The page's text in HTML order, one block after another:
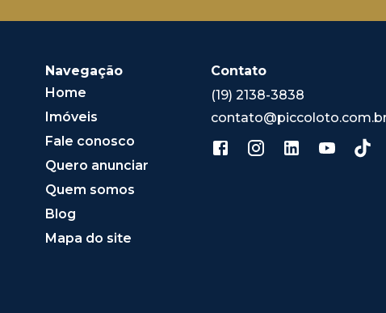
Navegação
Home
Imóveis
Fale conosco
Quero anunciar
Quem somos
Blog
Mapa do site
Contato
(19) 2138-3838